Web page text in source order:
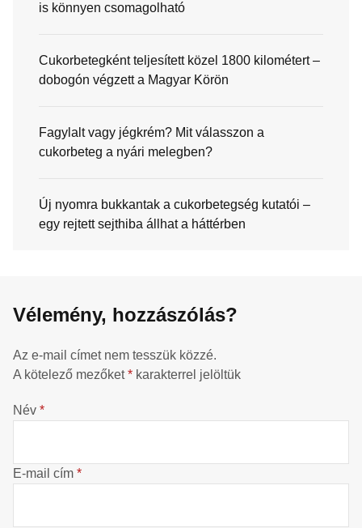
is könnyen csomagolható
Cukorbetegként teljesített közel 1800 kilométert –
dobogón végzett a Magyar Körön
Fagylalt vagy jégkrém? Mit válasszon a
cukorbeteg a nyári melegben?
Új nyomra bukkantak a cukorbetegség kutatói –
egy rejtett sejthiba állhat a háttérben
Vélemény, hozzászólás?
Az e-mail címet nem tesszük közzé.
A kötelező mezőket* karakterrel jelöltük
Név *
E-mail cím *